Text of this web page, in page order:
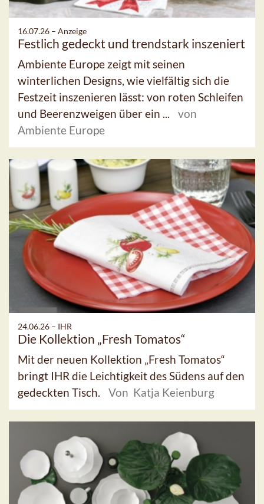
16.07.26 – Anzeige
Festlich gedeckt und trendstark inszeniert
Ambiente Europe zeigt mit seinen
winterlichen Designs, wie vielfältig sich die
Festzeit inszenieren lässt: von roten Schleifen
und Beerenzweigen über ein ...
von
Ambiente Europe
24.06.26 – IHR
Die Kollektion „Fresh Tomatos“
Mit der neuen Kollektion „Fresh Tomatos“
bringt IHR die Leichtigkeit des Südens auf den
gedeckten Tisch.
Von Katja Keienburg